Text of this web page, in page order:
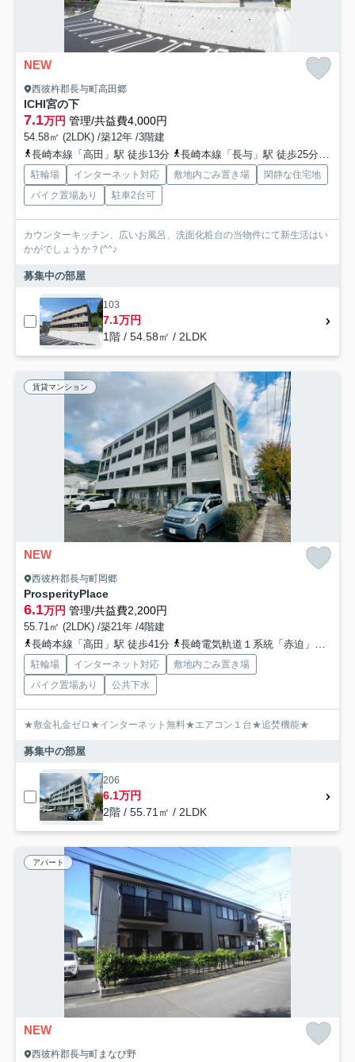
NEW
西彼杵郡長与町高田郷
ICHI宮の下
7.1万円 管理/共益費4,000円
54.58㎡ (2LDK) /築12年 /3階建
長崎本線「高田」駅 徒歩13分
長崎本線「長与」駅 徒歩25分
駐輪場 インターネット対応 敷地内ごみ置き場
閑静な住宅地
バイク置場あり
駐車2台可
カウンターキッチン、広いお風呂、洗面化粧台の当物件にて新生活はい
かがでしょうか？(^^♪
募集中の部屋
103
7.1万円
1階 / 54.58㎡ / 2LDK
賃貸マンション
NEW
西彼杵郡長与町岡郷
ProsperityPlace
6.1万円 管理/共益費2,200円
55.71㎡ (2LDK) /築21年 /4階建
長崎本線「高田」駅 徒歩41分
長崎電気軌道１系統「赤迫」駅 徒歩85分
駐輪場 インターネット対応
敷地内ごみ置き場
バイク置場あり
公共下水
★敷金礼金ゼロ★インターネット無料★エアコン１台★追焚機能★
募集中の部屋
206
6.1万円
2階 / 55.71㎡ / 2LDK
アパート
NEW
西彼杵郡長与町まなび野